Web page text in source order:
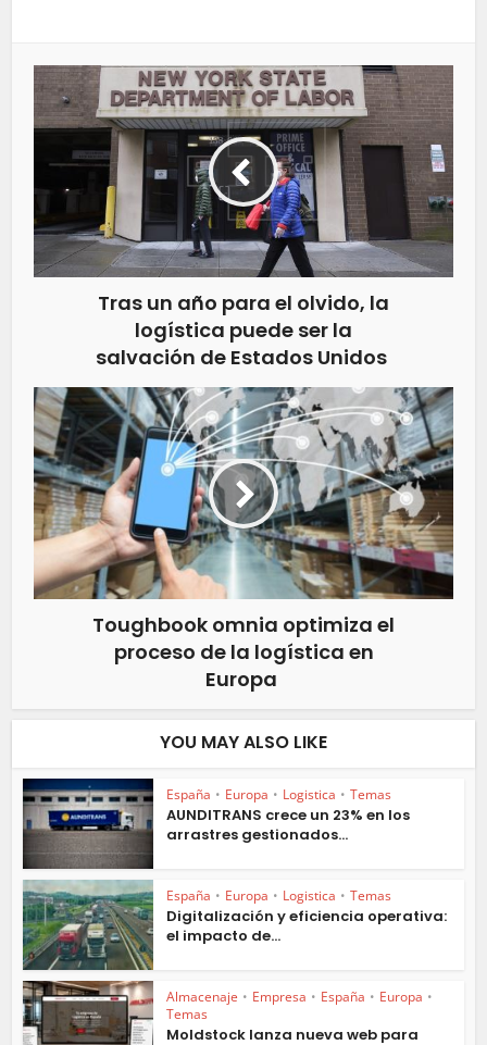
Tras un año para el olvido, la
logística puede ser la
salvación de Estados Unidos
Toughbook omnia optimiza el
proceso de la logística en
Europa
YOU MAY ALSO LIKE
España • Europa • Logistica • Temas
AUNDITRANS crece un 23% en los
arrastres gestionados...
España • Europa • Logistica • Temas
Digitalización y eficiencia operativa:
el impacto de...
Almacenaje • Empresa • España • Europa •
Temas
Moldstock lanza nueva web para